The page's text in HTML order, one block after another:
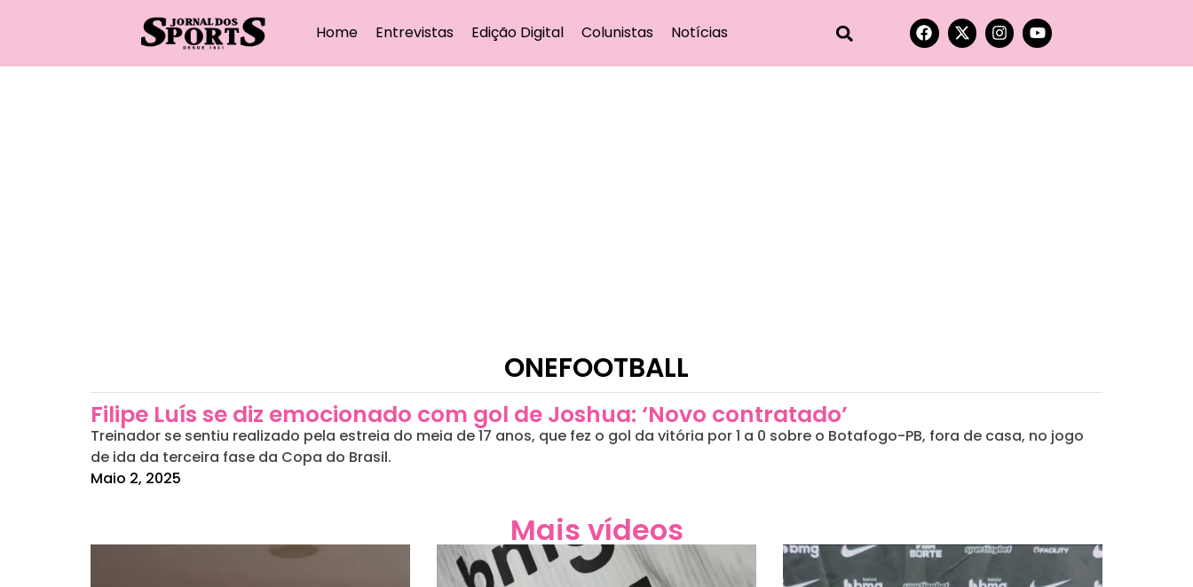
Home Entrevistas Edição Digital Colunistas Notícias
ONEFOOTBALL
Filipe Luís se diz emocionado com gol de Joshua: ‘Novo contratado’
Treinador se sentiu realizado pela estreia do meia de 17 anos, que fez o gol da vitória por 1 a 0 sobre o Botafogo-PB, fora de casa, no jogo
de ida da terceira fase da Copa do Brasil.
Maio 2, 2025
Mais vídeos